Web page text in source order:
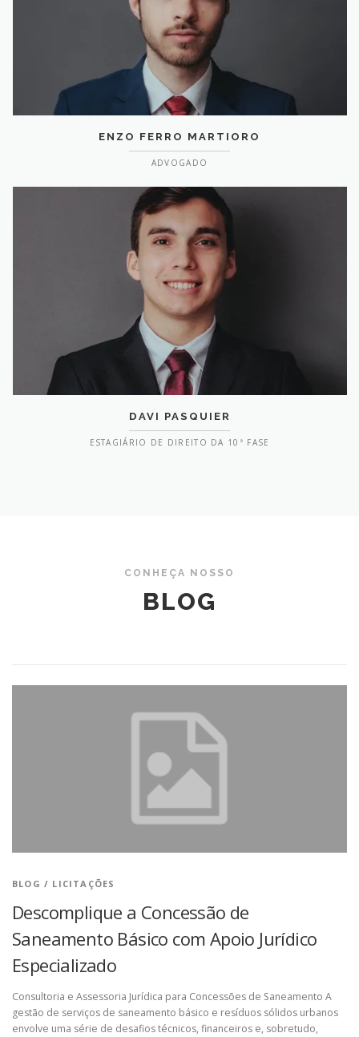
ENZO FERRO MARTIORO
ADVOGADO
DAVI PASQUIER
ESTAGIÁRIO DE DIREITO DA 10ª FASE
CONHEÇA NOSSO
BLOG
BLOG / LICITAÇÕES
Descomplique a Concessão de
Saneamento Básico com Apoio Jurídico
Especializado
Consultoria e Assessoria Jurídica para Concessões de Saneamento A
gestão de serviços de saneamento básico e resíduos sólidos urbanos
envolve uma série de desafios técnicos, financeiros e, sobretudo,